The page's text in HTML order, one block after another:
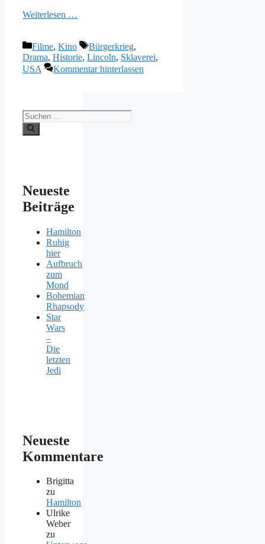
Weiterlesen …
Kategorien
Filme, Kino Schlagwörter
Bürgerkrieg,
Drama, Historie, Lincoln, Sklaverei,
USA
Kommentar hinterlassen
Suchen
nach:
Neueste
Beiträge
Hamilton
Ruhig
hier
Aufbruch
zum
Mond
Bohemian
Rhapsody
Star
Wars
–
Die
letzten
Jedi
Neueste
Kommentare
Brigitta
zu
Hamilton
Ulrike
Weber
zu